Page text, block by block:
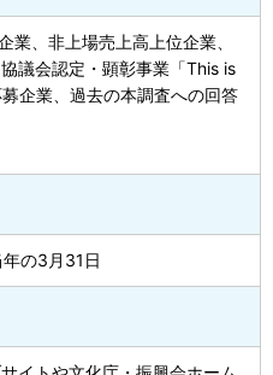
、非上場売上高上位企業、
議会認定・顕彰事業「This is
企業、過去の本調査への回答
の3月31日